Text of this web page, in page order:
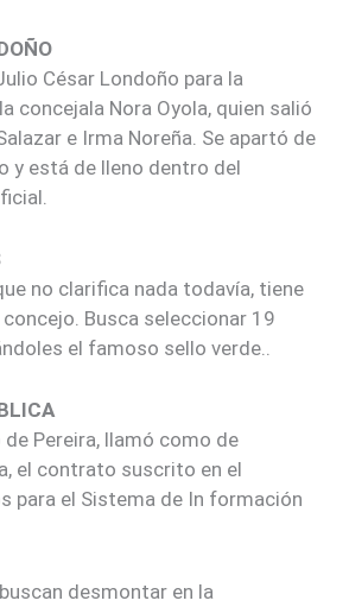
César Londoño para la
concejala Nora Oyola, quien salió
e Irma Noreña. Se apartó de
y está de lleno dentro del
no clarifica nada todavía, tiene
Busca seleccionar 19
el famoso sello verde..
de Pereira, llamó como de
el contrato suscrito en el
para el Sistema de In formación
desmontar en la